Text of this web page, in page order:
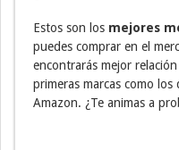
Estos son los mejores
puedes comprar en el
encontrarás mejor
primeras marcas como
Amazon. ¿Te animas a